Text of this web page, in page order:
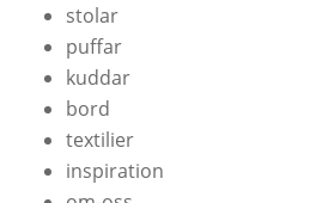
stolar
puffar
kuddar
bord
textilier
inspiration